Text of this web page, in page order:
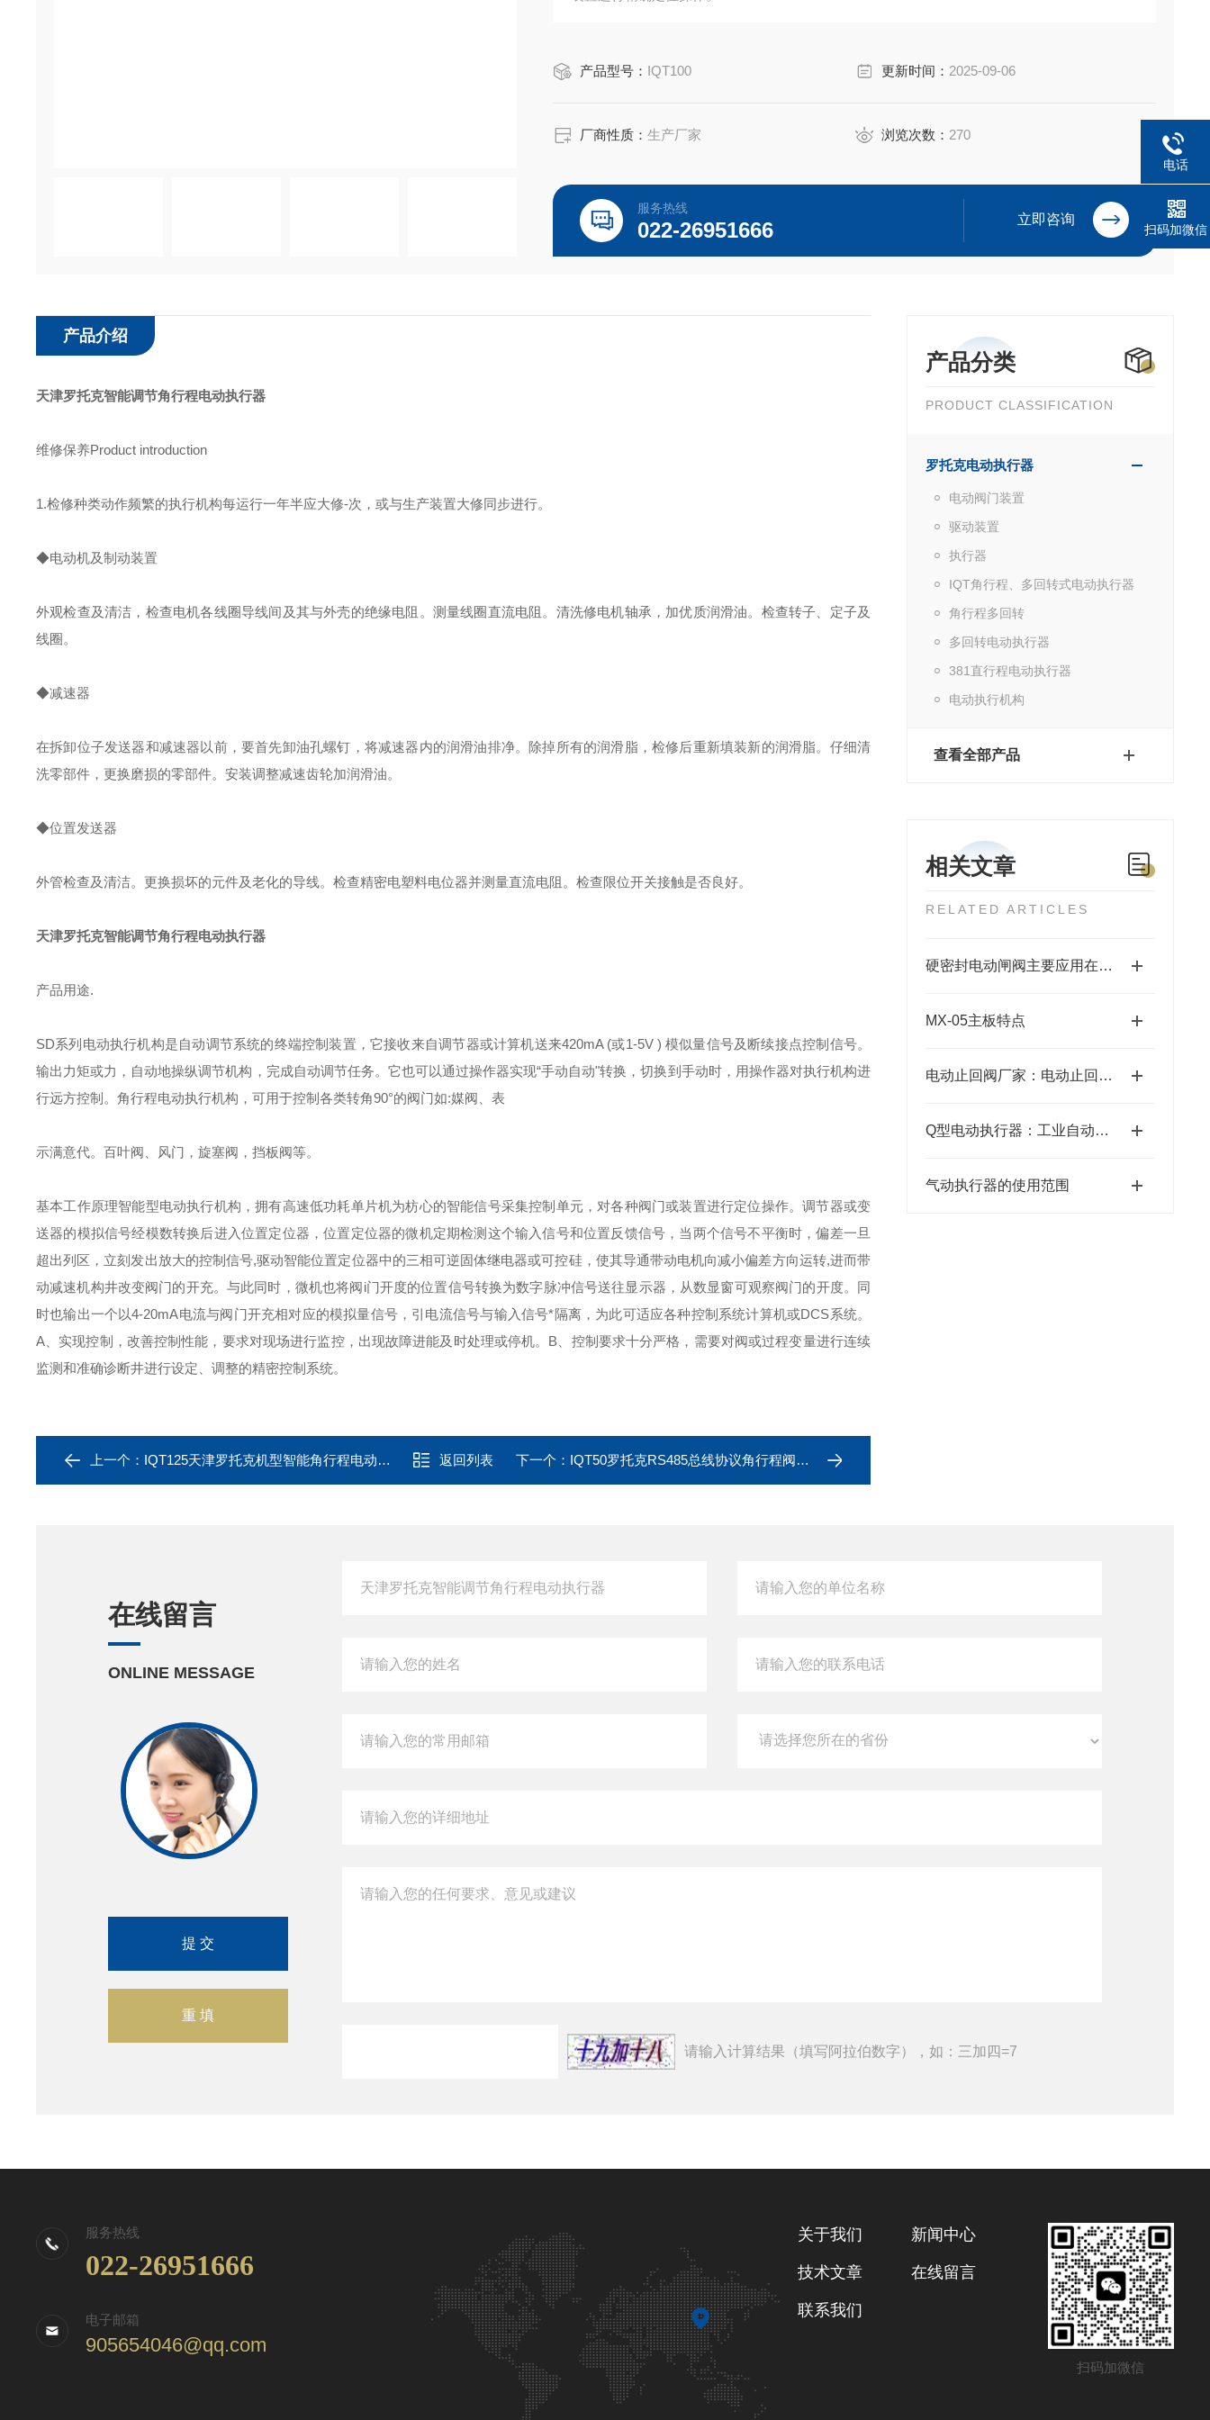
产品型号： IQT100 更新时间： 2025-09-06
厂商性质：生产厂家 浏览次数： 270
服务热线
022-26951666 立即咨询
产品分类
PRODUCT CLASSIFICATION
罗托克电动执行器
电动阀门装置
驱动装置
执行器
IQT角行程、多回转式电动执行器
角行程多回转
多回转电动执行器
381直行程电动执行器
电动执行机构
查看全部产品
相关文章
RELATED ARTICLES
硬密封电动闸阀主要应用在以下几个领域
MX-05主板特点
电动止回阀厂家：电动止回阀的工作原理
Q型电动执行器：工业自动化中的高效驱动器
气动执行器的使用范围
产品介绍
天津罗托克智能调节角行程电动执行器
维修保养Product introduction
1.检修种类动作频繁的执行机构每运行一年半应大修-次，或与生产装置大修同步进行。
◆电动机及制动装置
外观检查及清洁，检查电机各线圈导线间及其与外壳的绝缘电阻。测量线圈直流电阻。清洗修电机轴承，加优质润滑油。检查转子、定子及
线圈。
◆减速器
在拆卸位子发送器和减速器以前，要首先卸油孔螺钉，将减速器内的润滑油排净。除掉所有的润滑脂，检修后重新填装新的润滑脂。仔细清
洗零部件，更换磨损的零部件。安装调整减速齿轮加润滑油。
◆位置发送器
外管检查及清洁。更换损坏的元件及老化的导线。检查精密电塑料电位器并测量直流电阻。检查限位开关接触是否良好。
天津罗托克智能调节角行程电动执行器
产品用途.
SD系列电动执行机构是自动调节系统的终端控制装置，它接收来自调节器或计算机送来420mA (或1-5V ) 模似量信号及断续接点控制信号。
输出力矩或力，自动地操纵调节机构，完成自动调节任务。它也可以通过操作器实现“手动自动"转换，切换到手动时，用操作器对执行机构进
行远方控制。角行程电动执行机构，可用于控制各类转角90°的阀门如:媒阀、表
示满意代。百叶阀、风门，旋塞阀，挡板阀等。
基本工作原理智能型电动执行机构，拥有高速低功耗单片机为枋心的智能信号采集控制单元，对各种阀门或装置进行定位操作。调节器或变
送器的模拟信号经模数转换后进入位置定位器，位置定位器的微机定期检测这个输入信号和位置反馈信号，当两个信号不平衡时，偏差一旦
超出列区，立刻发出放大的控制信号,驱动智能位置定位器中的三相可逆固体继电器或可控硅，使其导通带动电机向减小偏差方向运转,进而带
动减速机构井改变阀门的开充。与此同时，微机也将阀i门开度的位置信号转换为数字脉冲信号送往显示器，从数显窗可观察阀门的开度。同
时也输出一个以4-20mA电流与阀门开充相对应的模拟量信号，引电流信号与输入信号*隔离，为此可适应各种控制系统计算机或DCS系统。
A、实现控制，改善控制性能，要求对现场进行监控，出现故障进能及时处理或停机。 B、控制要求十分严格，需要对阀或过程变量进行连续
监测和准确诊断井进行设定、调整的精密控制系统。
上一个： IQT125天津罗托克机型智能角行程电动执行器 返回列表 下一个： IQT50罗托克RS485总线协议角行程阀门电动装置
在线留言
ONLINE MESSAGE
请输入计算结果（填写阿拉伯数字），如：三加四=7
服务热线
022-26951666
电子邮箱
905654046@qq.com
扫码加微信
关于我们 新闻中心
技术文章 在线留言
联系我们
电话
扫码加微信